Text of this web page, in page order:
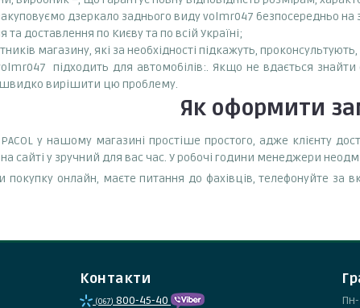
дзеркало заднього виду volmr047 безпосередньо на
доставлення по Києву та по всій Україні;
магазину, які за необхідності підкажуть,
підходить для автомобілів:. Якщо не вдається
вирішити цю проблему.
Як оформити
у нашому магазині простіше простого, адже клієнту
у зручний для вас час. У робочі години менеджери
онлайн, маєте питання до фахівців, телефонуйте за
Контакти
(067) 800-45-40